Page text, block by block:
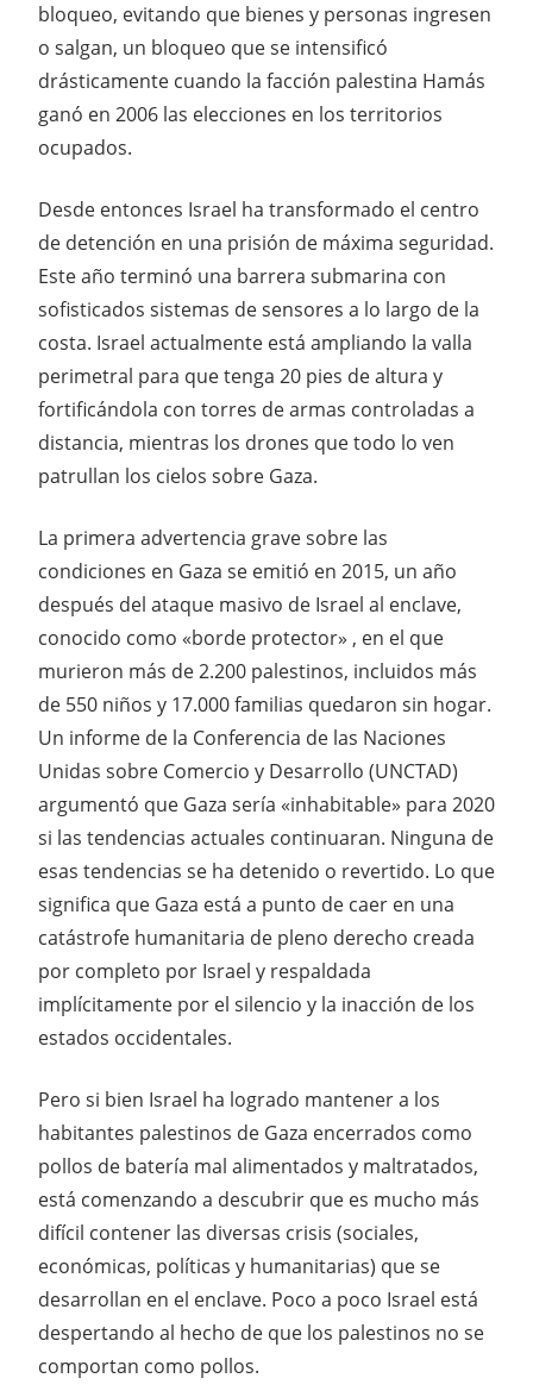
bloqueo, evitando que bienes y personas ingresen
o salgan, un bloqueo que se intensificó
drásticamente cuando la facción palestina Hamás
ganó en 2006 las elecciones en los territorios
ocupados.
Desde entonces Israel ha transformado el centro
de detención en una prisión de máxima seguridad.
Este año terminó una barrera submarina con
sofisticados sistemas de sensores a lo largo de la
costa. Israel actualmente está ampliando la valla
perimetral para que tenga 20 pies de altura y
fortificándola con torres de armas controladas a
distancia, mientras los drones que todo lo ven
patrullan los cielos sobre Gaza.
La primera advertencia grave sobre las
condiciones en Gaza se emitió en 2015, un año
después del ataque masivo de Israel al enclave,
conocido como «borde protector» , en el que
murieron más de 2.200 palestinos, incluidos más
de 550 niños y 17.000 familias quedaron sin hogar.
Un informe de la Conferencia de las Naciones
Unidas sobre Comercio y Desarrollo (UNCTAD)
argumentó que Gaza sería «inhabitable» para 2020
si las tendencias actuales continuaran. Ninguna de
esas tendencias se ha detenido o revertido. Lo que
significa que Gaza está a punto de caer en una
catástrofe humanitaria de pleno derecho creada
por completo por Israel y respaldada
implícitamente por el silencio y la inacción de los
estados occidentales.
Pero si bien Israel ha logrado mantener a los
habitantes palestinos de Gaza encerrados como
pollos de batería mal alimentados y maltratados,
está comenzando a descubrir que es mucho más
difícil contener las diversas crisis (sociales,
económicas, políticas y humanitarias) que se
desarrollan en el enclave. Poco a poco Israel está
despertando al hecho de que los palestinos no se
comportan como pollos.